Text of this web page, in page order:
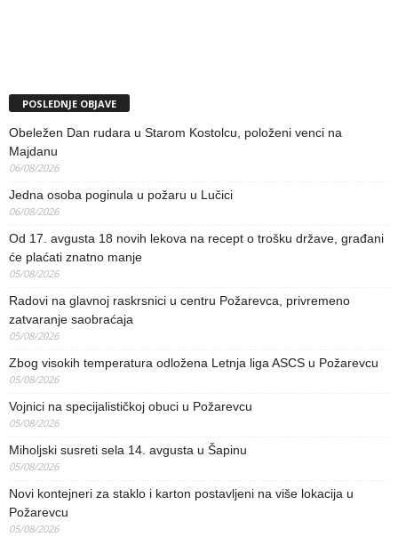
POSLEDNJE OBJAVE
Obeležen Dan rudara u Starom Kostolcu, položeni venci na
Majdanu
06/08/2026
Jedna osoba poginula u požaru u Lučici
06/08/2026
Od 17. avgusta 18 novih lekova na recept o trošku države, građani
će plaćati znatno manje
05/08/2026
Radovi na glavnoj raskrsnici u centru Požarevca, privremeno
zatvaranje saobraćaja
05/08/2026
Zbog visokih temperatura odložena Letnja liga ASCS u Požarevcu
05/08/2026
Vojnici na specijalističkoj obuci u Požarevcu
05/08/2026
Miholjski susreti sela 14. avgusta u Šapinu
05/08/2026
Novi kontejneri za staklo i karton postavljeni na više lokacija u
Požarevcu
05/08/2026